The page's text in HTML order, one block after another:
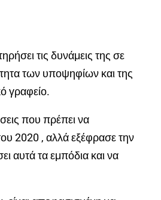
τις δυνάμεις της σε
των υποψηφίων και της
γραφείο.
που πρέπει να
2020 , αλλά εξέφρασε την
αυτά τα εμπόδια και να